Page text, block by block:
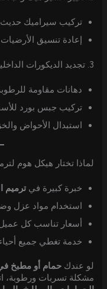
تركيب سيراميك حديث
إعادة تنسيق
3. تجديد الديكورات الداخلية
دهانات مقاومة
تركيب جبس بورد
استبدال الأحواض
لماذا تختار هيكل هوم
خبرة كبيرة فيترميم
استخدام مواد عزل
أسعار تناسب كل
خدمة تغطي جميع
لو عندكحمام أو مطبخ
مشكلة تسربات ورطوبة،